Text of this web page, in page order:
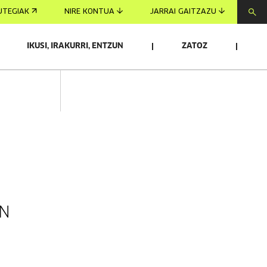
NIRE KONTUA JARRAI GAITZAZU
IKUSI, IRAKURRI, ENTZUN ZATOZ